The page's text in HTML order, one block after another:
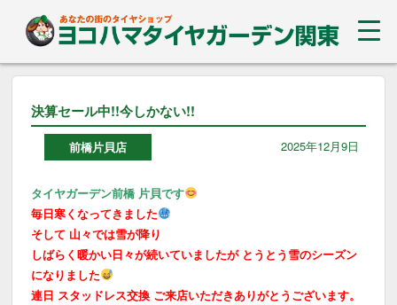
決算セール中!!今しかない!!
前橋片貝店 2025年12月9日
タイヤガーデン前橋 片貝です
毎日寒くなってきました
そして 山々では雪が降り
しばらく暖かい日々が続いていましたが とうとう雪のシーズン
になりました
連日 スタッドレス交換 ご来店いただきありがとうございます。